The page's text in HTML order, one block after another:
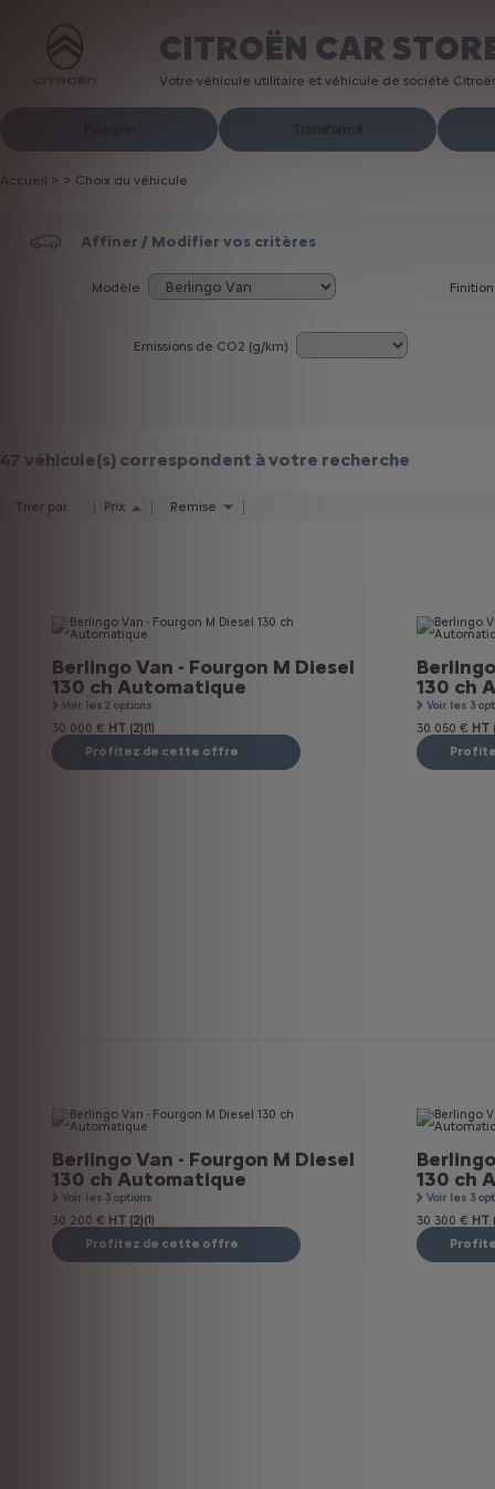
CITROËN CAR
Votre véhicule utilitaire et véhicule de société
Transformé
Accueil > > Choix du véhicule
Affiner / Modifier vos critères
Modèle Finition
Emissions de CO2 (g/km)
47 véhicule(s) correspondent à votre recherche
Trier par Prix Remise
Berlingo Van - Fourgon M Diesel
130 ch Automatique
Voir les 2 options
30 000 € HT (2)(1)
Profitez de cette offre
130 ch
Voir les 3
30 050 € HT
Berlingo Van - Fourgon M Diesel
130 ch Automatique
Voir les 3 options
30 200 € HT (2)(1)
Profitez de cette offre
130 ch
Voir les 3
30 300 € HT